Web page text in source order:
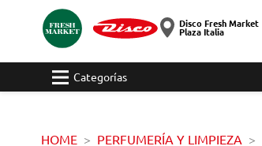
Disco Fresh Market
Plaza Italia
Categorías
HOME PERFUMERÍA Y LIMPIEZA